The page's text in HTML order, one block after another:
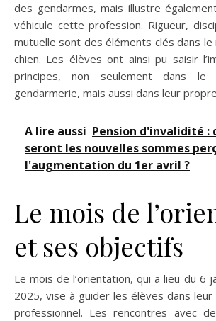
des gendarmes, mais illustre
véhicule cette profession. Rigueur,
mutuelle sont des éléments clés dans
chien. Les élèves ont ainsi pu saisir
principes, non seulement dans
gendarmerie, mais aussi dans leur
A lire aussi Pension d'invalidité :
seront les nouvelles sommes
l'augmentation du 1er avril ?
Le mois de
et ses objectifs
Le mois de l’orientation, qui a lieu du 6
2025, vise à guider les élèves dans
professionnel. Les rencontres avec